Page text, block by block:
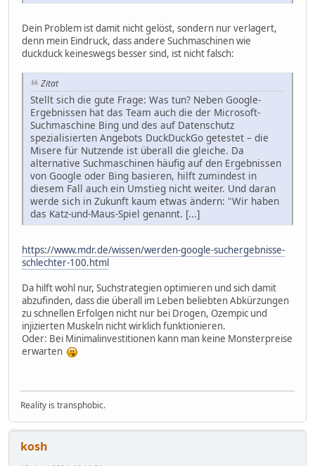
Dein Problem ist damit nicht gelöst, sondern nur verlagert,
denn mein Eindruck, dass andere Suchmaschinen wie
duckduck keineswegs besser sind, ist nicht falsch:
Zitat
Stellt sich die gute Frage: Was tun? Neben Google-
Ergebnissen hat das Team auch die der Microsoft-
Suchmaschine Bing und des auf Datenschutz
spezialisierten Angebots DuckDuckGo getestet – die
Misere für Nutzende ist überall die gleiche. Da
alternative Suchmaschinen häufig auf den Ergebnissen
von Google oder Bing basieren, hilft zumindest in
diesem Fall auch ein Umstieg nicht weiter. Und daran
werde sich in Zukunft kaum etwas ändern: "Wir haben
das Katz-und-Maus-Spiel genannt. [...]
https://www.mdr.de/wissen/werden-google-suchergebnisse-
schlechter-100.html
Da hilft wohl nur, Suchstrategien optimieren und sich damit
abzufinden, dass die überall im Leben beliebten Abkürzungen
zu schnellen Erfolgen nicht nur bei Drogen, Ozempic und
injizierten Muskeln nicht wirklich funktionieren.
Oder: Bei Minimalinvestitionen kann man keine Monsterpreise
erwarten
Reality is transphobic.
kosh